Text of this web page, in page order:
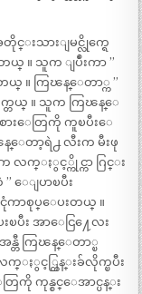
င္းသားျမင္လိုက္ရေ
။ သူက ျပဳံးကာ ”
ယ္ ။ ကြၽန္ေတာ္က ”
က္တယ္ ။ သူက ကြၽန္ေ
ားေတြကို ကူၿပီးေ
ေတာ့ရဲ႕ လီးက မီးဖု
လက္ႏွင့္ကိုင္ကာ ဂြင္း
ေျပာၿပီး
ကာစုပ္ေပးတယ္ ။
း အာေငြ႔ေလး
န္တီ ကြၽန္ေတာ္ၿ
ႏွင့္တြန္းခ်လိုက္ၿပီး
ြကို ကုန္စင္ေအာင္ပန္း